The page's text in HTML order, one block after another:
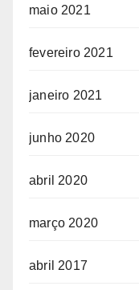
maio 2021
fevereiro 2021
janeiro 2021
junho 2020
abril 2020
março 2020
abril 2017